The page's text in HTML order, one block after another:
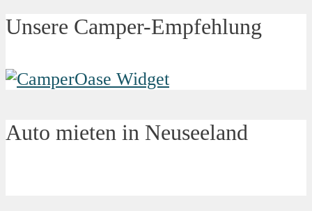
Unsere Camper-Empfehlung
Auto mieten in Neuseeland